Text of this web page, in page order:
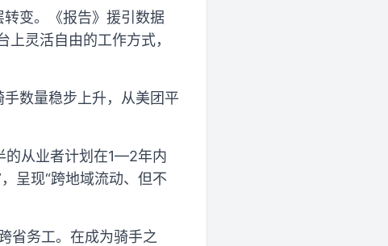
变。《报告》援引数据
灵活自由的工作方式，
数量稳步上升，从美团平
的从业者计划在1—2年内
呈现“跨地域流动、但不
省务工。在成为骑手之